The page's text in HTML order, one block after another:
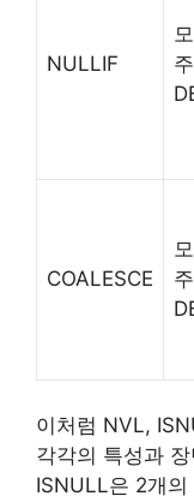
NULLIF
COALESCE
이처럼 NVL,
각각의 특성과
ISNULL은 2개